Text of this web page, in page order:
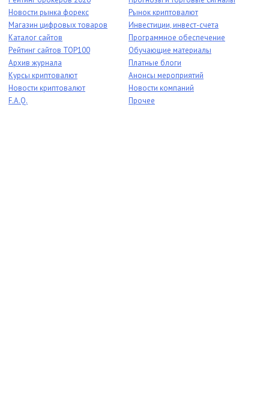
Новости рынка форекс
Магазин цифровых товаров
Каталог сайтов
Рейтинг сайтов TOP100
Архив журнала
Курсы криптовалют
Новости криптовалют
F.A.Q.
Рынок криптовалют
Инвестиции, инвест-счета
Программное обеспечение
Обучающие материалы
Платные блоги
Анонсы мероприятий
Новости компаний
Прочее